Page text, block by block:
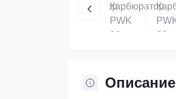
Описание